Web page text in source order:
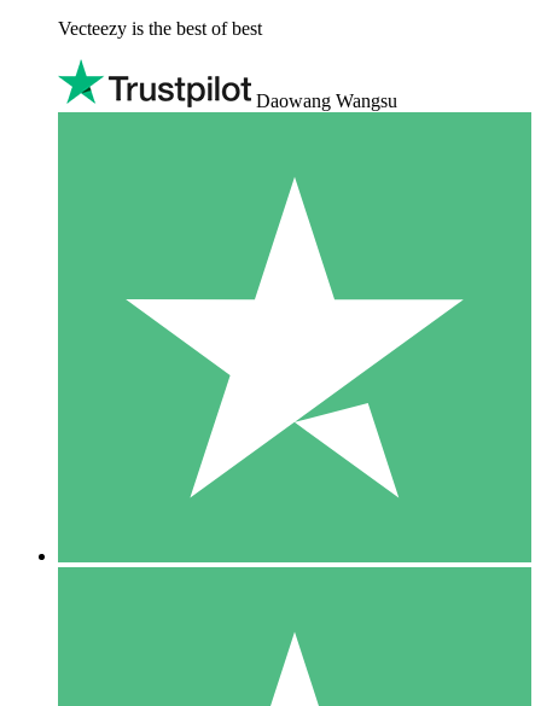
Vecteezy is the best of best
Daowang Wangsu